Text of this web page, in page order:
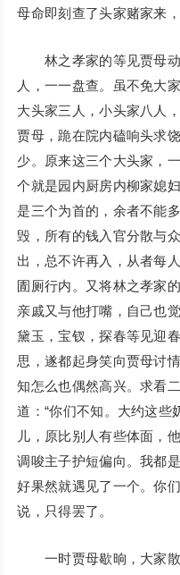
母命即刻查了头家赌家来
林之孝家的等见贾母动
人，一一盘查。虽不免大
大头家三人，小头家八人
贾母，跪在院内磕响头求
少。原来这三个大头家，
个就是园内厨房内柳家媳
是三个为首的，余者不能
毁，所有的钱入官分散与
出，总不许再入，从者每
圊厕行内。又将林之孝家
亲戚又与他打嘴，自己也
黛玉，宝钗，探春等见迎
思，遂都起身笑向贾母讨
知怎么也偶然高兴。求看
道：“你们不知。大约这些
儿，原比别人有些体面，
调唆主子护短偏向。我都
好果然就遇见了一个。你
说，只得罢了。
一时贾母歇晌，大家散